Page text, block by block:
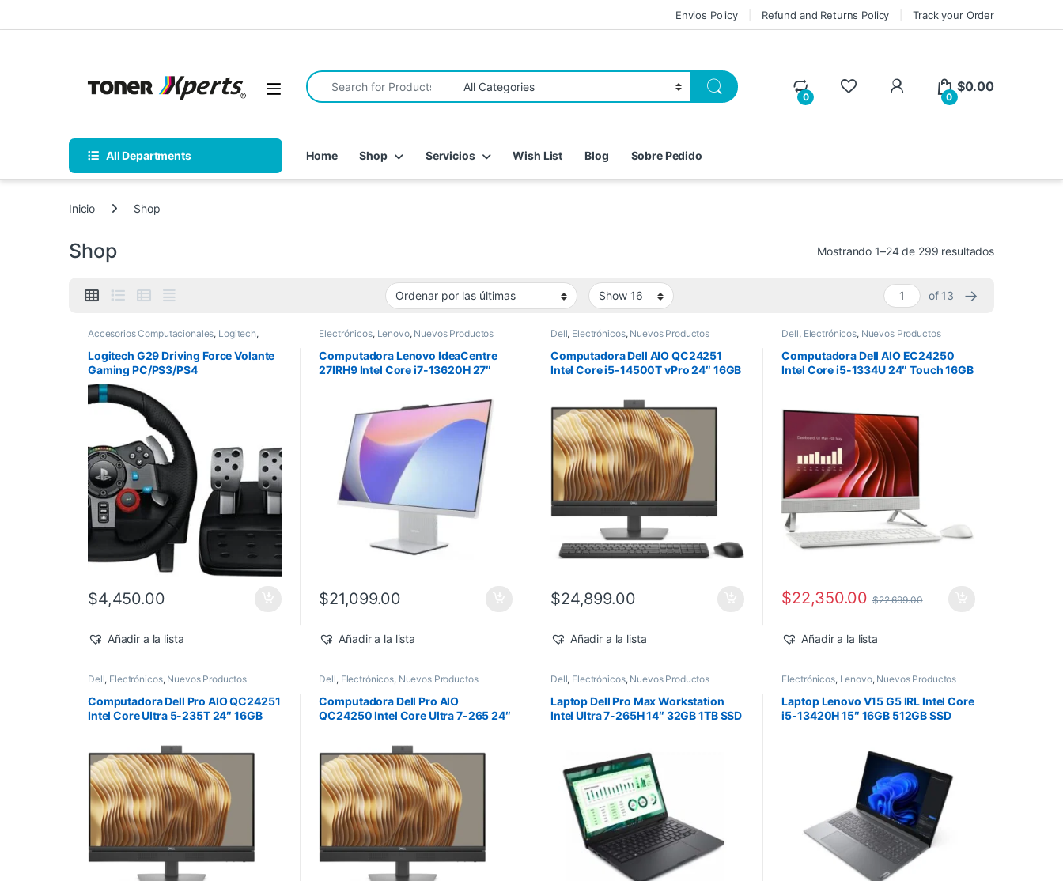
Envios Policy Refund and Returns Policy Track your Order
Open
Search for:
0
My Account
0
$0.00
All Departments Home Shop Servicios Wish List Blog Sobre Pedido
Inicio Shop
Shop Mostrando 1–24 de 299 resultadosSorted by
of 13 →
Accesorios Computacionales, Logitech,
Nuevos Productos
Logitech G29 Driving Force Volante
Gaming PC/PS3/PS4
$4,450.00
Añadir a la lista
Electrónicos, Lenovo, Nuevos Productos
Computadora Lenovo IdeaCentre
27IRH9 Intel Core i7-13620H 27″
$21,099.00
Añadir a la lista
Dell, Electrónicos, Nuevos Productos
Computadora Dell AIO QC24251
Intel Core i5-14500T vPro 24″ 16GB
$24,899.00
Añadir a la lista
Dell, Electrónicos, Nuevos Productos
Computadora Dell AIO EC24250
Intel Core i5-1334U 24″ Touch 16GB
$22,350.00 $22,699.00
Añadir a la lista
Dell, Electrónicos, Nuevos Productos
Computadora Dell Pro AIO QC24251
Intel Core Ultra 5-235T 24″ 16GB
Dell, Electrónicos, Nuevos Productos
Computadora Dell Pro AIO
QC24250 Intel Core Ultra 7-265 24″
Dell, Electrónicos, Nuevos Productos
Laptop Dell Pro Max Workstation
Intel Ultra 7-265H 14″ 32GB 1TB SSD
Electrónicos, Lenovo, Nuevos Productos
Laptop Lenovo V15 G5 IRL Intel Core
i5-13420H 15″ 16GB 512GB SSD